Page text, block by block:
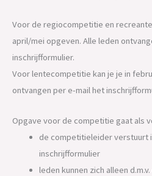
Voor de regiocompetitie en
april/mei opgeven. Alle leden
inschrijfformulier.
Voor lentecompetitie kan je je in
ontvangen per e-mail het
Opgave voor de competitie gaat als
de competitieleider verstuurt
inschrijfformulier
leden kunnen zich alleen